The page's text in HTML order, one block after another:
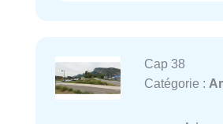
Cap 38
Catégorie :